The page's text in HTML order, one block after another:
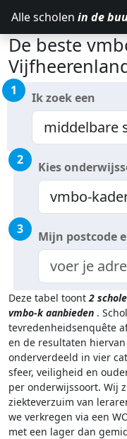
Alle scholen in de
De beste
1 Ik zoek een
2 Kies
3 Mijn postcode
Deze tabel toont2
vmbo-k aanbieden .
tevredenheidsenquête
en de resultaten
onderverdeeld in vier
sfeer, veiligheid en
per onderwijssoort. Wij
ziekteverzuim van
we verkregen via een
met een lager dan